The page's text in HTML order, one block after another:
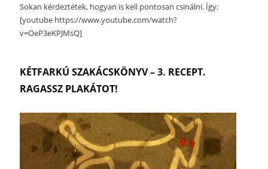
Sokan kérdeztétek, hogyan is kell pontosan csinálni. Így:
[youtube https://www.youtube.com/watch?
v=OeP3eKPJMsQ]
KÉTFARKÚ SZAKÁCSKÖNYV – 3. RECEPT.
RAGASSZ PLAKÁTOT!